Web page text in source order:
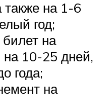
на 1-6
год;
на
на 10-25 дней,
года;
на